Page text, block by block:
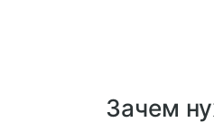
Зачем